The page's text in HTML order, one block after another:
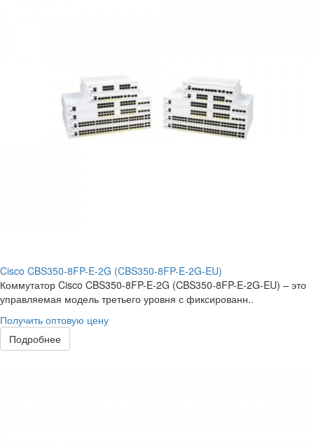
Cisco CBS350-8FP-E-2G (CBS350-8FP-E-2G-EU)
Коммутатор Cisco CBS350-8FP-E-2G (CBS350-8FP-E-2G-EU) – это
управляемая модель третьего уровня с фиксированн..
Получить оптовую цену
Подробнее